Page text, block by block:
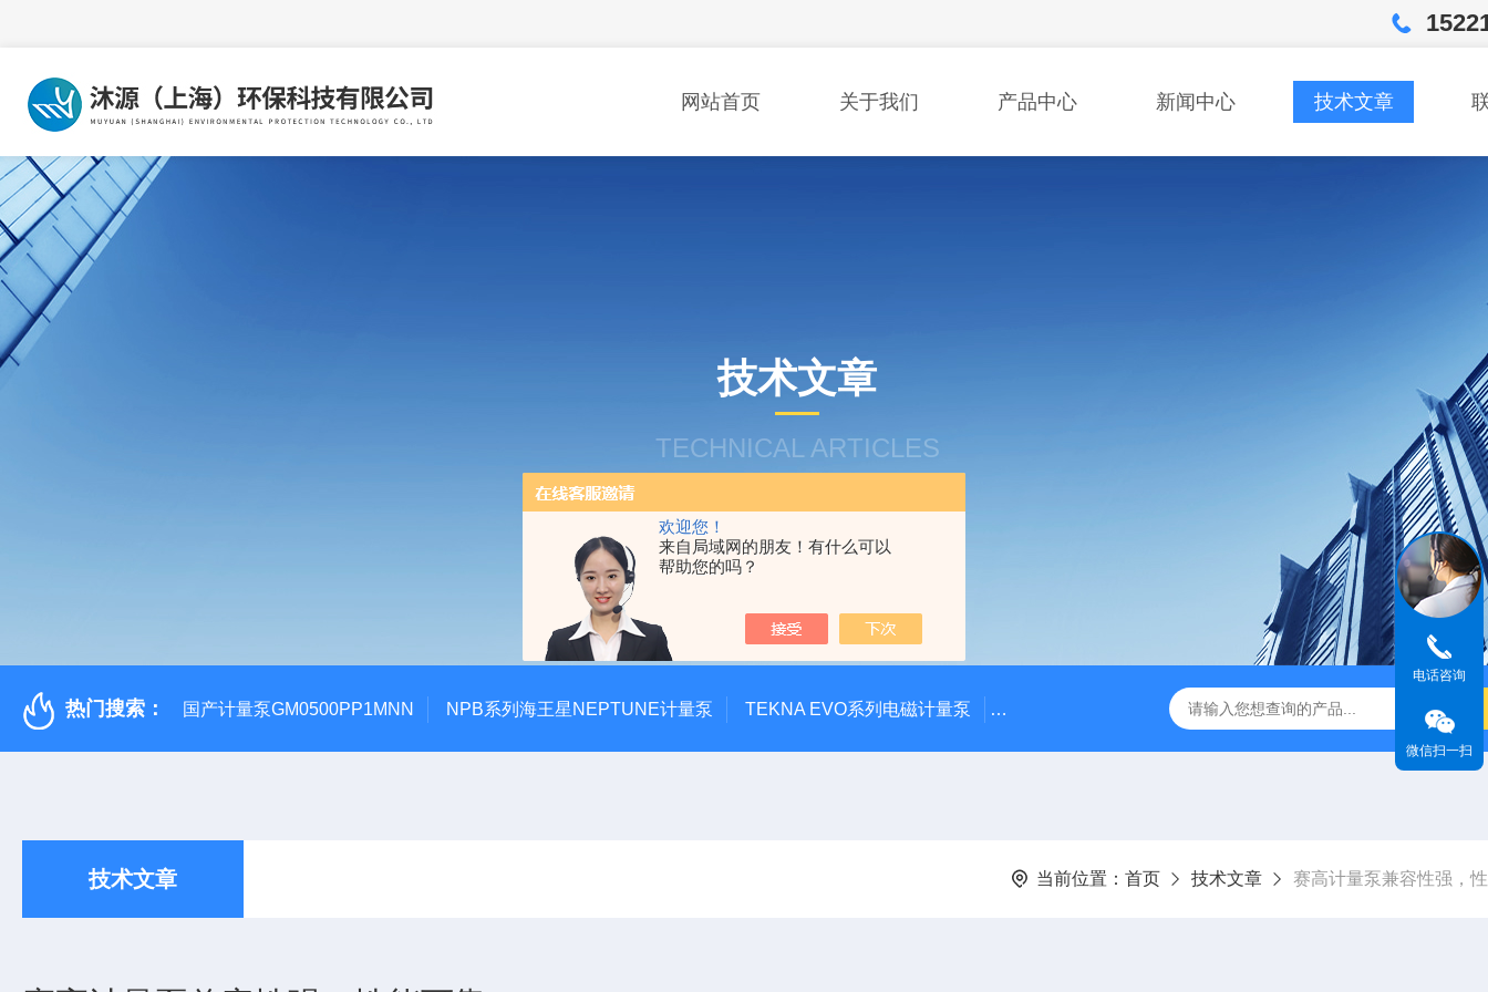
欢迎您！
来自局域网的朋友！有什么可以
帮助您的吗？
网站首页 关于我们 产品中心 新闻中心 技术文章
技术文章
TECHNICAL ARTICLES
热门搜索： 国产计量泵GM0500PP1MNN NPB系列海王星NEPTUNE计量泵 TEKNA EVO系列电磁计量泵 脉冲阻尼器 NPB0330PQ1MNN海王星Neptune计量泵/美
技术文章 当前位置： 首页 技术文章 赛高计量泵兼容性强，
电话咨询
微信扫一扫